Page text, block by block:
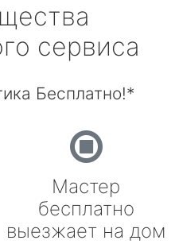
сервиса
Бесплатно!*
Мастер
бесплатно
выезжает на дом